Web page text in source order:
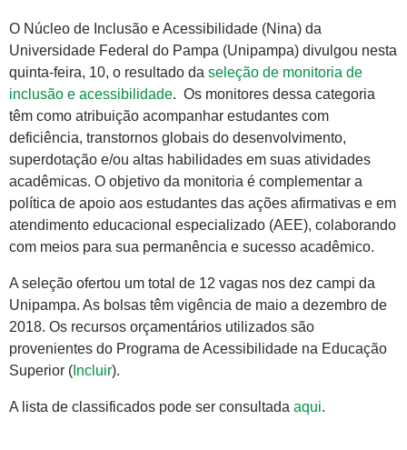
O Núcleo de Inclusão e Acessibilidade (Nina) da
Universidade Federal do Pampa (Unipampa) divulgou nesta
quinta-feira, 10, o resultado da seleção de monitoria de
inclusão e acessibilidade. Os monitores dessa categoria
têm como atribuição acompanhar estudantes com
deficiência, transtornos globais do desenvolvimento,
superdotação e/ou altas habilidades em suas atividades
acadêmicas. O objetivo da monitoria é complementar a
política de apoio aos estudantes das ações afirmativas e em
atendimento educacional especializado (AEE), colaborando
com meios para sua permanência e sucesso acadêmico.
A seleção ofertou um total de 12 vagas nos dez campi da
Unipampa. As bolsas têm vigência de maio a dezembro de
2018. Os recursos orçamentários utilizados são
provenientes do Programa de Acessibilidade na Educação
Superior ( Incluir).
A lista de classificados pode ser consultada aqui.